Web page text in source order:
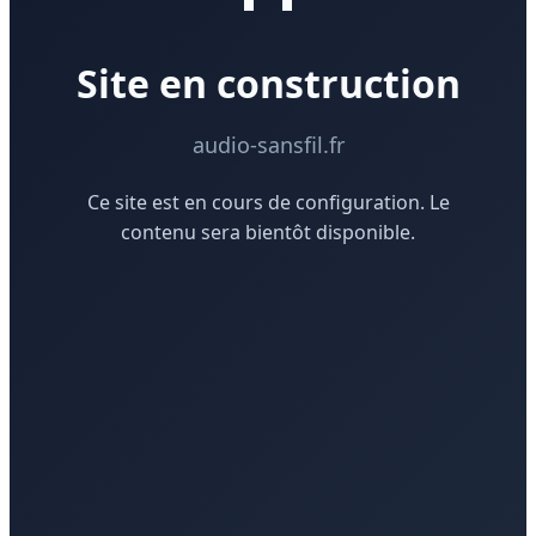
Site en construction
audio-sansfil.fr
Ce site est en cours de configuration. Le
contenu sera bientôt disponible.